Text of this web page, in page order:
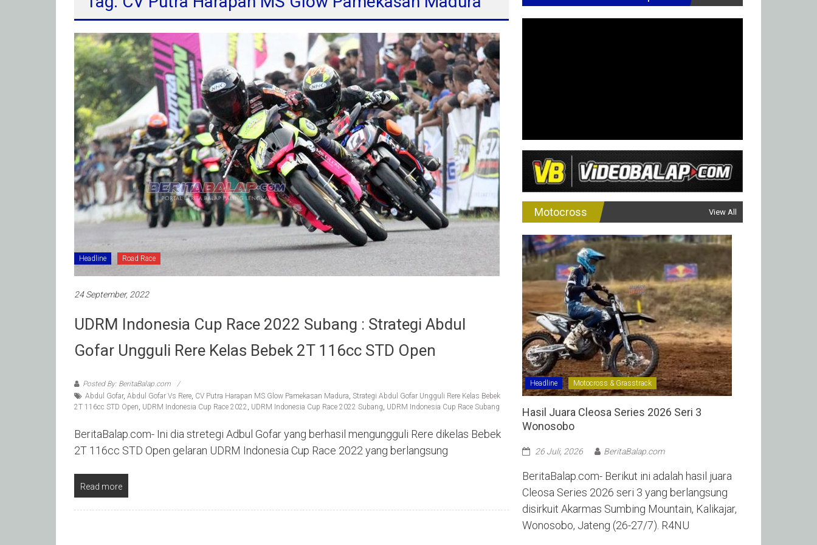
Headline Road Race
24 September, 2022
UDRM Indonesia Cup Race 2022 Subang : Strategi Abdul
Gofar Ungguli Rere Kelas Bebek 2T 116cc STD Open
Posted By: BeritaBalap.com
Abdul Gofar, Abdul Gofar Vs Rere, CV Putra Harapan MS Glow Pamekasan Madura, Strategi Abdul Gofar Ungguli Rere Kelas Bebek
2T 116cc STD Open, UDRM Indonesia Cup Race 2022, UDRM Indonesia Cup Race 2022 Subang, UDRM Indonesia Cup Race Subang
BeritaBalap.com- Ini dia stretegi Adbul Gofar yang berhasil mengungguli Rere dikelas Bebek
2T 116cc STD Open gelaran UDRM Indonesia Cup Race 2022 yang berlangsung
Read more
Motocross View All
Headline Motocross & Grasstrack
Hasil Juara Cleosa Series 2026 Seri 3
Wonosobo ‎
26 Juli, 2026 BeritaBalap.com
BeritaBalap.com- Berikut ini adalah hasil juara
Cleosa Series 2026 seri 3 yang berlangsung
disirkuit Akarmas Sumbing Mountain, Kalikajar,
Wonosobo, Jateng (26-27/7). R4NU